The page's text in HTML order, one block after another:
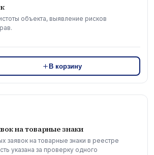
объекта, выявление рисков
В корзину
на товарные знаки
заявок на товарные знаки в реестре
указана за проверку одного